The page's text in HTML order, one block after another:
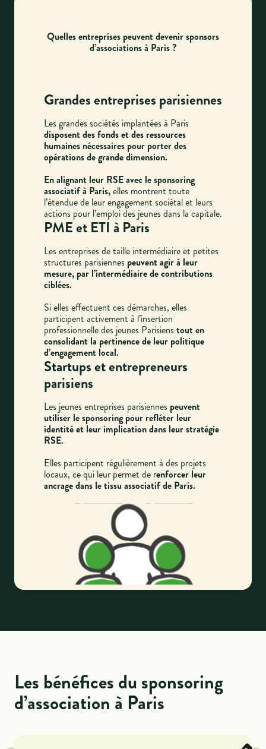
Quelles entreprises peuvent devenir sponsors
d’associations à Paris ?
Grandes entreprises parisiennes
Les grandes sociétés implantées à Paris
disposent des fonds et des ressources
humaines nécessaires pour porter des
opérations de grande dimension.
En alignant leur RSE avec le sponsoring
associatif à Paris,elles montrent toute
l’étendue de leur engagement sociétal et leurs
actions pour l’emploi des jeunes dans la capitale.
PME et ETI à Paris
Les entreprises de taille intermédiaire et petites
structures parisiennes peuvent agir à leur
mesure, par l’intermédiaire de contributions
ciblées.
Si elles effectuent ces démarches, elles
participent activement à l’insertion
professionnelle des jeunes Parisiens tout en
consolidant la pertinence de leur politique
d’engagement local.
Startups et entrepreneurs
parisiens
Les jeunes entreprises parisiennes peuvent
utiliser le sponsoring pour refléter leur
identité et leur implication dans leur stratégie
RSE.
Elles participent régulièrement à des projets
locaux, ce qui leur permet de renforcer leur
ancrage dans le tissu associatif de Paris.
Les bénéfices du sponsoring
d’association à Paris